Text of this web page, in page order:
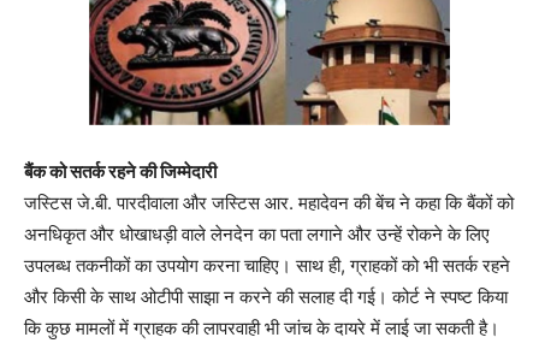
बैंक को सतर्क रहने की जिम्मेदारी
जस्टिस जे.बी. पारदीवाला और जस्टिस आर. महादेवन की बेंच ने कहा कि बैंकों को
अनधिकृत और धोखाधड़ी वाले लेनदेन का पता लगाने और उन्हें रोकने के लिए
उपलब्ध तकनीकों का उपयोग करना चाहिए। साथ ही, ग्राहकों को भी सतर्क रहने
और किसी के साथ ओटीपी साझा न करने की सलाह दी गई। कोर्ट ने स्पष्ट किया
कि कुछ मामलों में ग्राहक की लापरवाही भी जांच के दायरे में लाई जा सकती है।